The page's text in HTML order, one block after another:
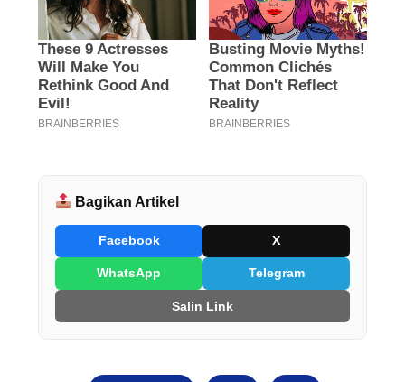
Bagikan Artikel
Facebook X
WhatsApp Telegram
Salin Link